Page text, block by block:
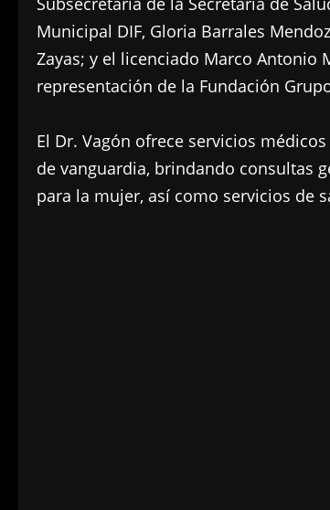
Municipal DIF, Gloria Barrales
Zayas; y el licenciado Marco Antonio
representación de la Fundación
El Dr. Vagón ofrece servicios
de vanguardia, brindando consultas
para la mujer, así como servicios de